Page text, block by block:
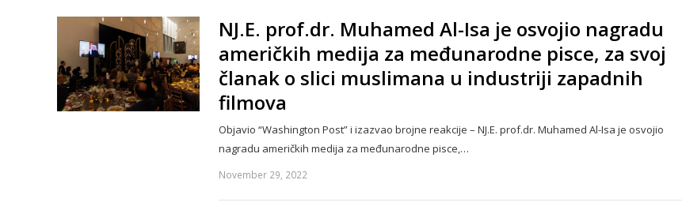
NJ.E. prof.dr. Muhamed Al-Isa je osvojio nagradu
američkih medija za međunarodne pisce, za svoj
članak o slici muslimana u industriji zapadnih
filmova
Objavio “Washington Post” i izazvao brojne reakcije – NJ.E. prof.dr. Muhamed Al-Isa je osvojio
nagradu američkih medija za međunarodne pisce,…
November 29, 2022